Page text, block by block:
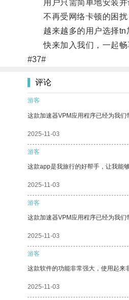
用户只需简单地安装并
不再受网络卡顿的困扰
越来越多的用户选择tn
快来加入我们，一起畅
#37#
评论
游客
这款加速器VPM应用程序已经为我们
2025-11-03
游客
这款app是我旅行的好帮手，让我能
2025-11-03
游客
这款加速器VPM应用程序已经为我们
2025-11-03
游客
这款软件的功能非常强大，使用起来
2025-11-03